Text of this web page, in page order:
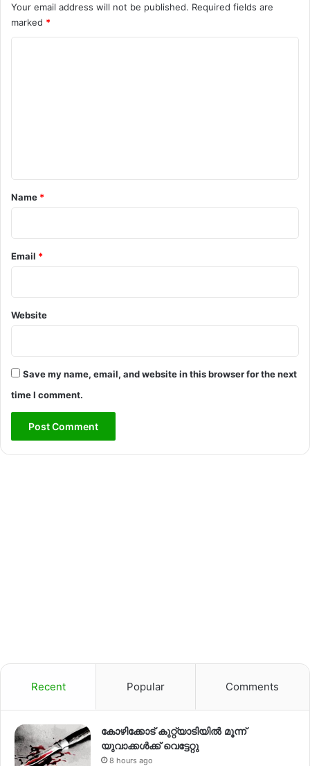
Your email address will not be published. Required fields are
marked *
*
Name *
Email *
Website
Save my name, email, and website in this browser for the next
time I comment.
Recent Popular Comments
കോഴിക്കോട് കുറ്റ്യാടിയിൽ മൂന്ന്
യുവാക്കൾക്ക് വെട്ടേറ്റു
8 hours ago